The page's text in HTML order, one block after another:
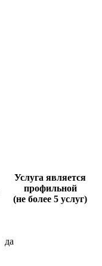
Услуга является
профильной
(не более 5 услуг)
да